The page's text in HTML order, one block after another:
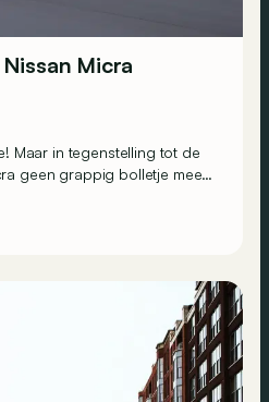
Micra
Maar in tegenstelling tot de
geen grappig bolletje meer,